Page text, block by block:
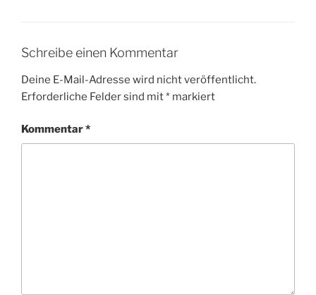
Schreibe einen Kommentar
Deine E-Mail-Adresse wird nicht veröffentlicht.
Erforderliche Felder sind mit* markiert
Kommentar*